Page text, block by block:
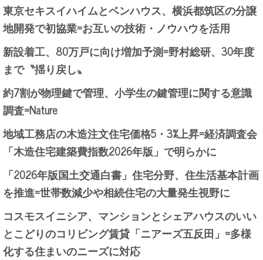
東京セキスイハイムとベンハウス、横浜都筑区の分譲
地開発で初協業=お互いの技術・ノウハウを活用
新設着工、80万戸に向け増加予測=野村総研、30年度
まで〝揺り戻し〟
約7割が物理鍵で管理、小学生の鍵管理に関する意識
調査=Nature
地域工務店の木造注文住宅価格5・3%上昇=経済調査会
「木造住宅建築費指数2026年版」で明らかに
「2026年版国土交通白書」住宅分野、住生活基本計画
を推進=世帯数減少や相続住宅の大量発生視野に
コスモスイニシア、マンションとシェアハウスのいい
とこどりのコリビング賃貸「ニアーズ五反田」=多様
化する住まいのニーズに対応